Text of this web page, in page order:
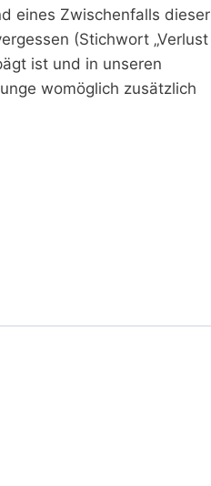
eines Zwischenfalls dieser
(Stichwort „Verlust
ist und in unseren
womöglich zusätzlich